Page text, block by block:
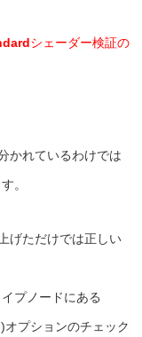
シェーダー検証の
かれているわけでは
。
げただけでは正しい
プノードにある
プションのチェック